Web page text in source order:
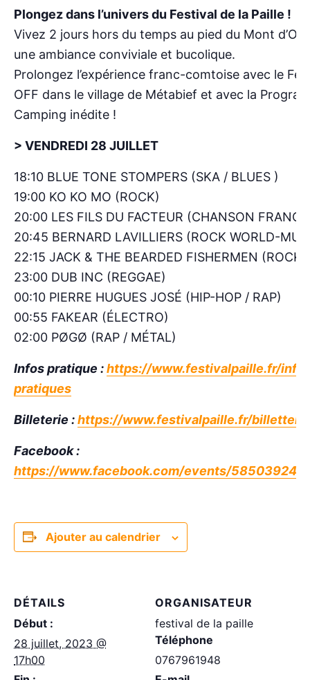
Plongez dans l’univers du Festival de la Paille !
Vivez 2 jours hors du temps au pied du Mont d’Or
une ambiance conviviale et bucolique.
Prolongez l’expérience franc-comtoise avec le
OFF dans le village de Métabief et avec la
Camping inédite !
> VENDREDI 28 JUILLET
18:10 BLUE TONE STOMPERS (SKA / BLUES )
19:00 KO KO MO (ROCK)
20:00 LES FILS DU FACTEUR (CHANSON
20:45 BERNARD LAVILLIERS (ROCK WORLD-
22:15 JACK & THE BEARDED FISHERMEN (ROCK)
23:00 DUB INC (REGGAE)
00:10 PIERRE HUGUES JOSÉ (HIP-HOP / RAP)
00:55 FAKEAR (ÉLECTRO)
02:00 PØGØ (RAP / MÉTAL)
Infos pratique :https://www.festivalpaille.fr/
pratiques
Billeterie :https://www.festivalpaille.fr/billetterie
Facebook :
https://www.facebook.com/events/
Ajouter au calendrier
DÉTAILS
Début :
28 juillet, 2023 @
17h00
ORGANISATEUR
festival de la paille
Téléphone
0767961948